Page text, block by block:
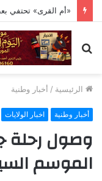
«أم القرى» تحتفي
بحث
عن
الرئيسية / أخبار وطنية
أخبار وطنية اخبار الولايات
وصول رحلة
الموسم السياحي